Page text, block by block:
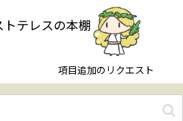
トテレスの本棚
項目追加のリクエスト